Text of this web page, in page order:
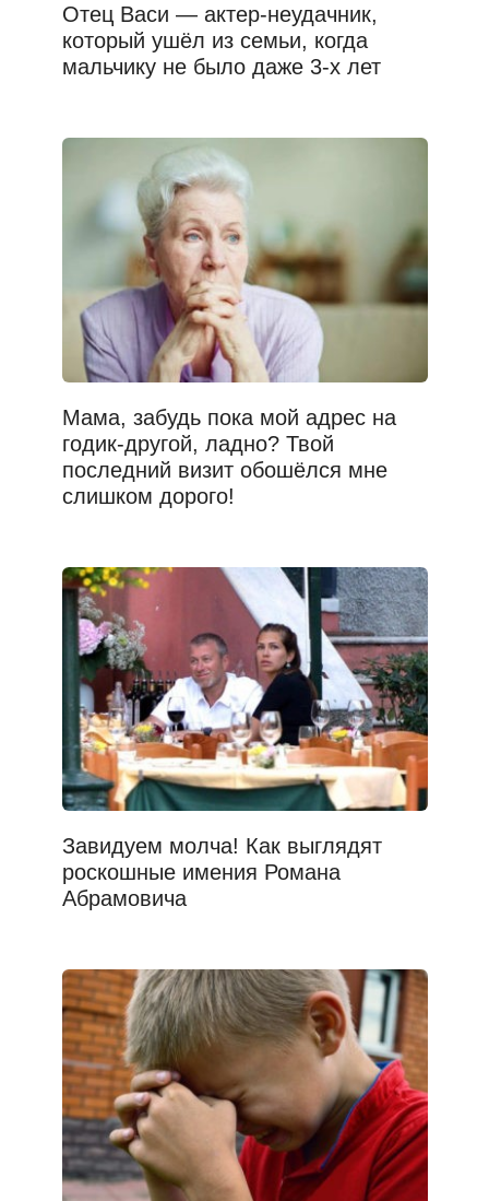
Отец Васи — актер-неудачник,
который ушёл из семьи, когда
мальчику не было даже 3-х лет
Мама, забудь пока мой адрес на
годик-другой, ладно? Твой
последний визит обошёлся мне
слишком дорого!
Завидуем молча! Как выглядят
роскошные имения Романа
Абрамовича